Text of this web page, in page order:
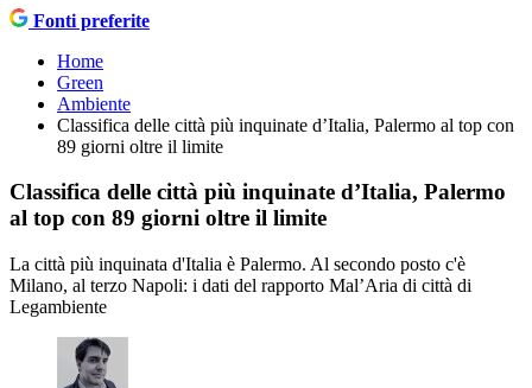
Fonti preferite
Home
Green
Ambiente
Classifica delle città più inquinate d’Italia, Palermo al top con
89 giorni oltre il limite
Classifica delle città più inquinate d’Italia, Palermo
al top con 89 giorni oltre il limite
La città più inquinata d'Italia è Palermo. Al secondo posto c'è
Milano, al terzo Napoli: i dati del rapporto Mal’Aria di città di
Legambiente